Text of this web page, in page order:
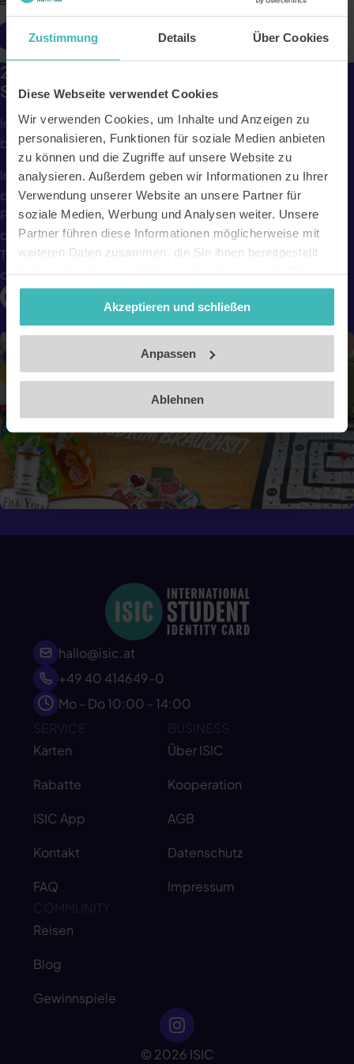
Zustimmung Details Über Cookies
Diese Webseite verwendet Cookies
Wir verwenden Cookies, um Inhalte und Anzeigen zu
personalisieren, Funktionen für soziale Medien anbieten
zu können und die Zugriffe auf unsere Website zu
analysieren. Außerdem geben wir Informationen zu Ihrer
Verwendung unserer Website an unsere Partner für
soziale Medien, Werbung und Analysen weiter. Unsere
Partner führen diese Informationen möglicherweise mit
weiteren Daten zusammen, die Sie ihnen bereitgestellt
haben oder die sie im Rahmen Ihrer Nutzung der Dienste
gesammelt haben. Unsere Datenschutzerklärung finden
Impressum
Akzeptieren und schließen
Anpassen
Ablehnen
Online benutzen
20% auf deine Produktbestellung für deine
Studizeit.
In derCAMPUS-Tüte®findest du alles, was dein Studi-Herz
begehrt.
Im Shop von CAMPUS-Tüte® gibt es dazu alles, was du für
dein Studium brauchen kannst. Neben sehr praktischen
Produkten wie Stiften und Federmäppchen bekommst du
dort auch Dinge für den alltäglichen Bedarf. Du findest
Tassen und Teller aber auch viele Spiele, die sich sehr gut in
das Studi-Leben integrieren.
hallo@isic.at
+49 40 414649-0
Mo - Do 10:00 - 14:00
Karten
Rabatte
ISIC App
Kontakt
FAQ
Über ISIC
Kooperation
AGB
Datenschutz
Impressum
Reisen
Blog
Gewinnspiele
© 2026 ISIC